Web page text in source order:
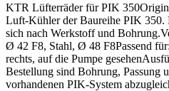
KTR Lüfterräder für PIK
Luft-Kühler der Baureihe PIK 350.
sich nach Werkstoff und
Ø 42 F8, Stahl, Ø 48 F8Passend
rechts, auf die Pumpe
Bestellung sind Bohrung, Passung
vorhandenen PIK-System